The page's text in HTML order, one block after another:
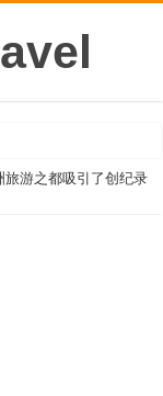
旅游之都吸引了创纪录